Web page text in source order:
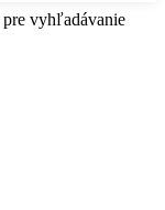
pre vyhľadávanie